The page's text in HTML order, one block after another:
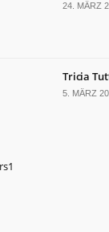
24. MÄRZ
Tricia
5. MÄRZ